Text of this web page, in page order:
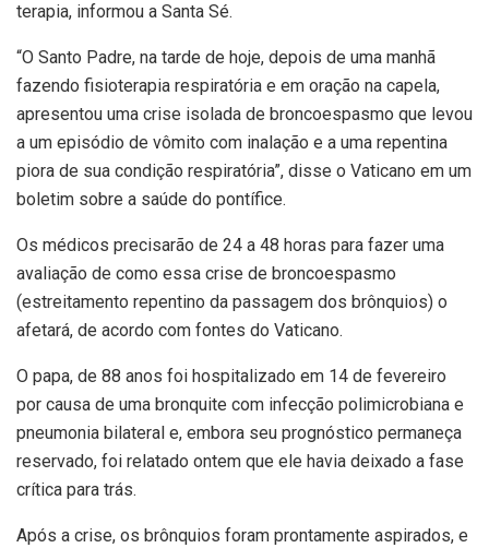
terapia, informou a Santa Sé.
“O Santo Padre, na tarde de hoje, depois de uma manhã
fazendo fisioterapia respiratória e em oração na capela,
apresentou uma crise isolada de broncoespasmo que levou
a um episódio de vômito com inalação e a uma repentina
piora de sua condição respiratória”, disse o Vaticano em um
boletim sobre a saúde do pontífice.
Os médicos precisarão de 24 a 48 horas para fazer uma
avaliação de como essa crise de broncoespasmo
(estreitamento repentino da passagem dos brônquios) o
afetará, de acordo com fontes do Vaticano.
O papa, de 88 anos foi hospitalizado em 14 de fevereiro
por causa de uma bronquite com infecção polimicrobiana e
pneumonia bilateral e, embora seu prognóstico permaneça
reservado, foi relatado ontem que ele havia deixado a fase
crítica para trás.
Após a crise, os brônquios foram prontamente aspirados, e